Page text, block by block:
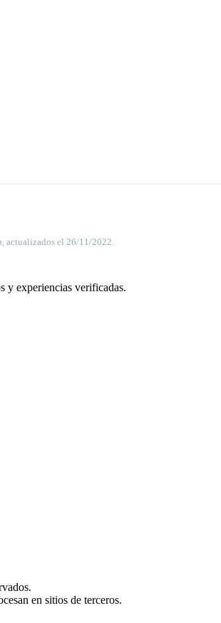
actualizados el 26/11/2022.
y experiencias verificadas.
en sitios de terceros.